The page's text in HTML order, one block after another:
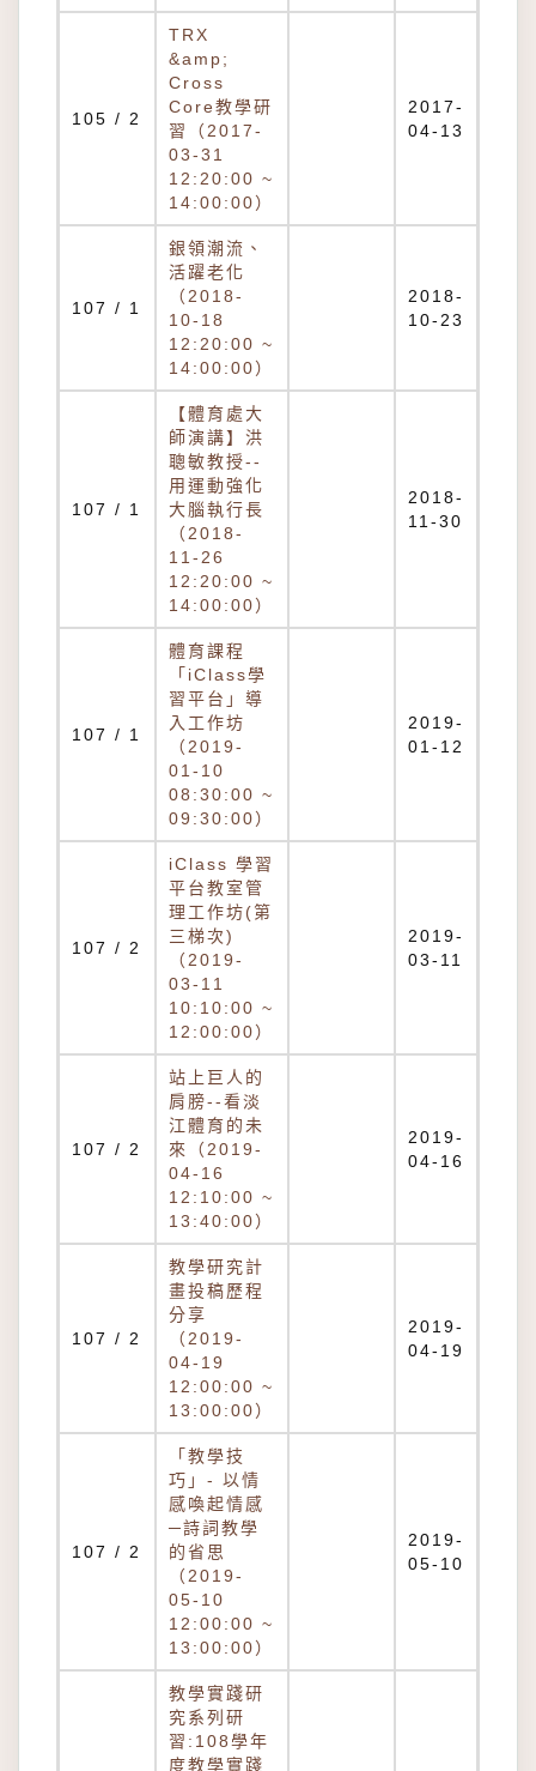
105 / 2
TRX
&amp;
Cross
Core教學研
習（2017-
03-31
12:20:00 ~
14:00:00）
2017-
04-13
107 / 1
銀領潮流、
活躍老化
（2018-
10-18
12:20:00 ~
14:00:00）
2018-
10-23
107 / 1
【體育處大
師演講】洪
聰敏教授--
用運動強化
大腦執行長
（2018-
11-26
12:20:00 ~
14:00:00）
2018-
11-30
107 / 1
體育課程
「iClass學
習平台」導
入工作坊
（2019-
01-10
08:30:00 ~
09:30:00）
2019-
01-12
107 / 2
iClass 學習
平台教室管
理工作坊(第
三梯次)
（2019-
03-11
10:10:00 ~
12:00:00）
2019-
03-11
107 / 2
站上巨人的
肩膀--看淡
江體育的未
來（2019-
04-16
12:10:00 ~
13:40:00）
2019-
04-16
107 / 2
教學研究計
畫投稿歷程
分享
（2019-
04-19
12:00:00 ~
13:00:00）
2019-
04-19
107 / 2
「教學技
巧」- 以情
感喚起情感
─詩詞教學
的省思
（2019-
05-10
12:00:00 ~
13:00:00）
2019-
05-10
教學實踐研
究系列研
習:108學年
度教學實踐